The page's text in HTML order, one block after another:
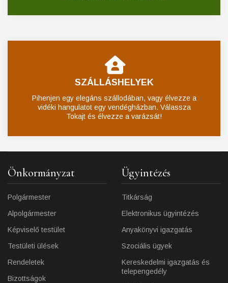
SZÁLLÁSHELYEK
Pihenjen egy elegáns szállodában, vagy élvezze a
vidéki hangulatot egy vendégházban. Válassza
Tokajt és élvezze a varázsát!
Önkormányzat
Polgármester
Alpolgármester
Képviselő testület
Testületi ülések
Rendeletek
Bizottságok
Ügyintézés
Titkárság
Elektronikus ügyintézés
Anyakönyvi igazgatás
Szociális ügyek
Kereskedelmi igazgatás és
telepengedély